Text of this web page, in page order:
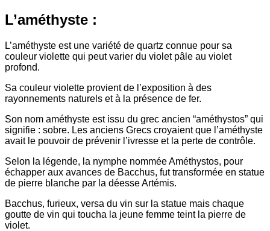
L’améthyste :
L’améthyste est une variété de quartz connue pour sa
couleur violette qui peut varier du violet pâle au violet
profond.
Sa couleur violette provient de l’exposition à des
rayonnements naturels et à la présence de fer.
Son nom améthyste est issu du grec ancien “améthystos” qui
signifie : sobre. Les anciens Grecs croyaient que l’améthyste
avait le pouvoir de prévenir l’ivresse et la perte de contrôle.
Selon la légende, la nymphe nommée Améthystos, pour
échapper aux avances de Bacchus, fut transformée en statue
de pierre blanche par la déesse Artémis.
Bacchus, furieux, versa du vin sur la statue mais chaque
goutte de vin qui toucha la jeune femme teint la pierre de
violet.